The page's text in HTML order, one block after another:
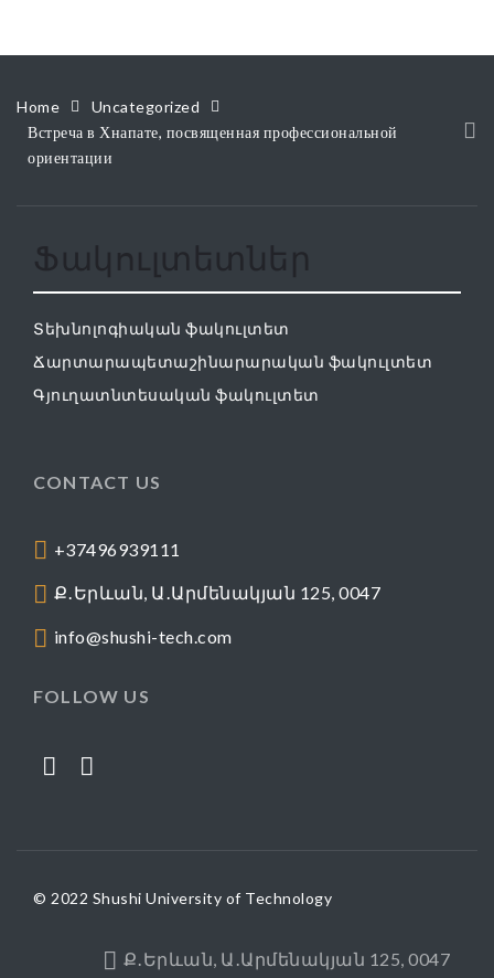
Home
Uncategorized
Встреча в Хнапате, посвященная профессиональной
ориентации
Ֆակուլտետներ
Տեխնոլոգիական ֆակուլտետ
Ճարտարապետաշինարարական ֆակուլտետ
Գյուղատնտեսական ֆակուլտետ
CONTACT US
+37496939111
Ք․Երևան, Ա․Արմենակյան 125, 0047
info@shushi-tech.com
FOLLOW US
© 2022 Shushi University of Technology
Ք․Երևան, Ա․Արմենակյան 125, 0047